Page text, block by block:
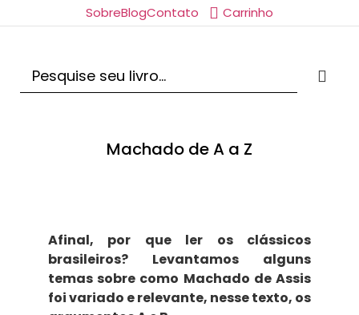
SobreBlogContato Carrinho
Machado de A a Z
Afinal, por que ler os clássicos
brasileiros? Levantamos alguns
temas sobre como Machado de Assis
foi variado e relevante, nesse texto, os